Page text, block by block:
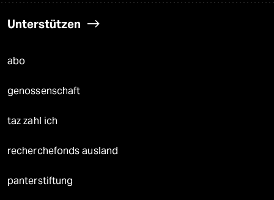
Unterstützen
abo
genossenschaft
taz zahl ich
recherchefonds ausland
panterstiftung